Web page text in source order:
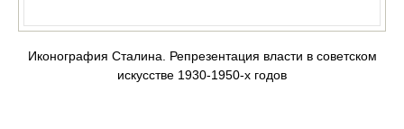
Иконография Сталина. Репрезентация власти в советском
искусстве 1930-1950-х годов